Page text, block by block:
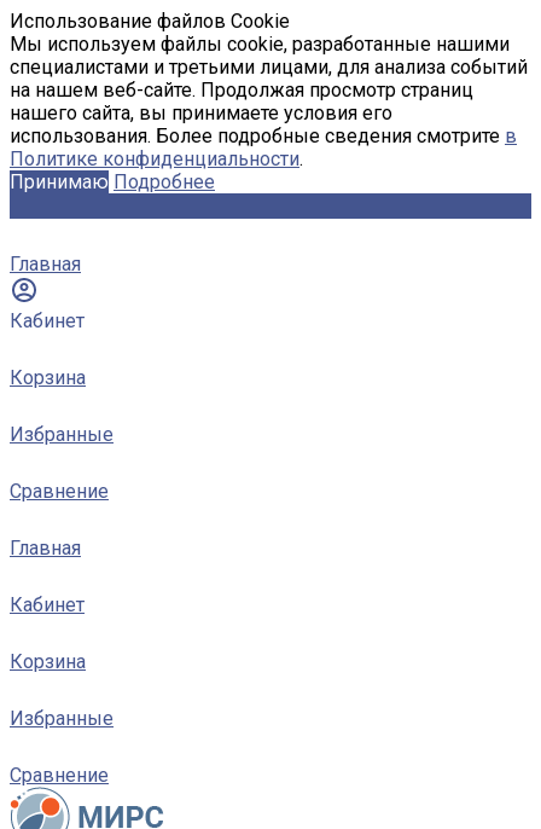
Использование файлов Cookie
Мы используем файлы cookie, разработанные нашими
специалистами и третьими лицами, для анализа событий
на нашем веб-сайте. Продолжая просмотр страниц
нашего сайта, вы принимаете условия его
использования. Более подробные сведения смотрите в
Политике конфиденциальности.
Принимаю Подробнее
Главная
Кабинет
Корзина
Избранные
Сравнение
Главная
Кабинет
Корзина
Избранные
Сравнение